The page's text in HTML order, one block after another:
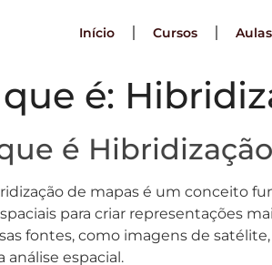
Início Cursos
é:
é
de mapas é um conceito
para criar representações
fontes, como imagens de
análise espacial.